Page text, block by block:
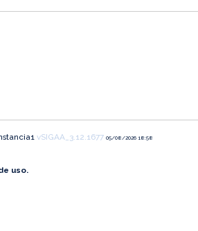
vSIGAA_3.12.1677 05/08/2026 18:58
uso.